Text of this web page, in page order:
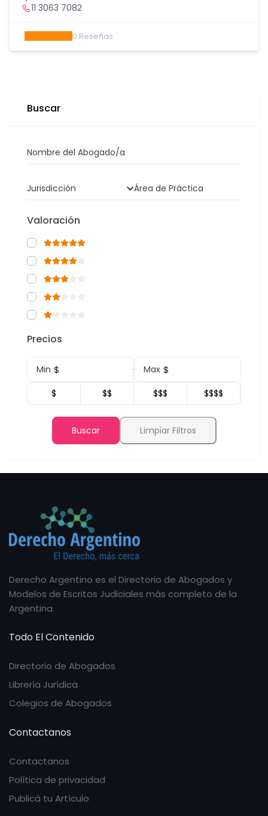
En un Estudio Jurídico de entre 2 y 10 profesionales
Buscar
Nombre del Abogado/a
Jurisdicción Área de Práctica
Valoración
Precios
Min $ Max $
$ $$ $$$ $$$$
Buscar Limpiar Filtros
Derecho Argentino es el Directorio de Abogados y
Modelos de Escritos Judiciales más completo de la
Argentina.
Todo El Contenido
Directorio de Abogados
Librería Jurídica
Colegios de Abogados
Contactanos
Contactanos
Política de privacidad
Publicá tu Artículo